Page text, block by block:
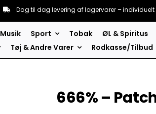
Dag til dag levering af lagervarer –
Musik Sport Tobak
ØL & Spiritus
Tøj & Andre Varer Rodkasse/Tilbud
666% –